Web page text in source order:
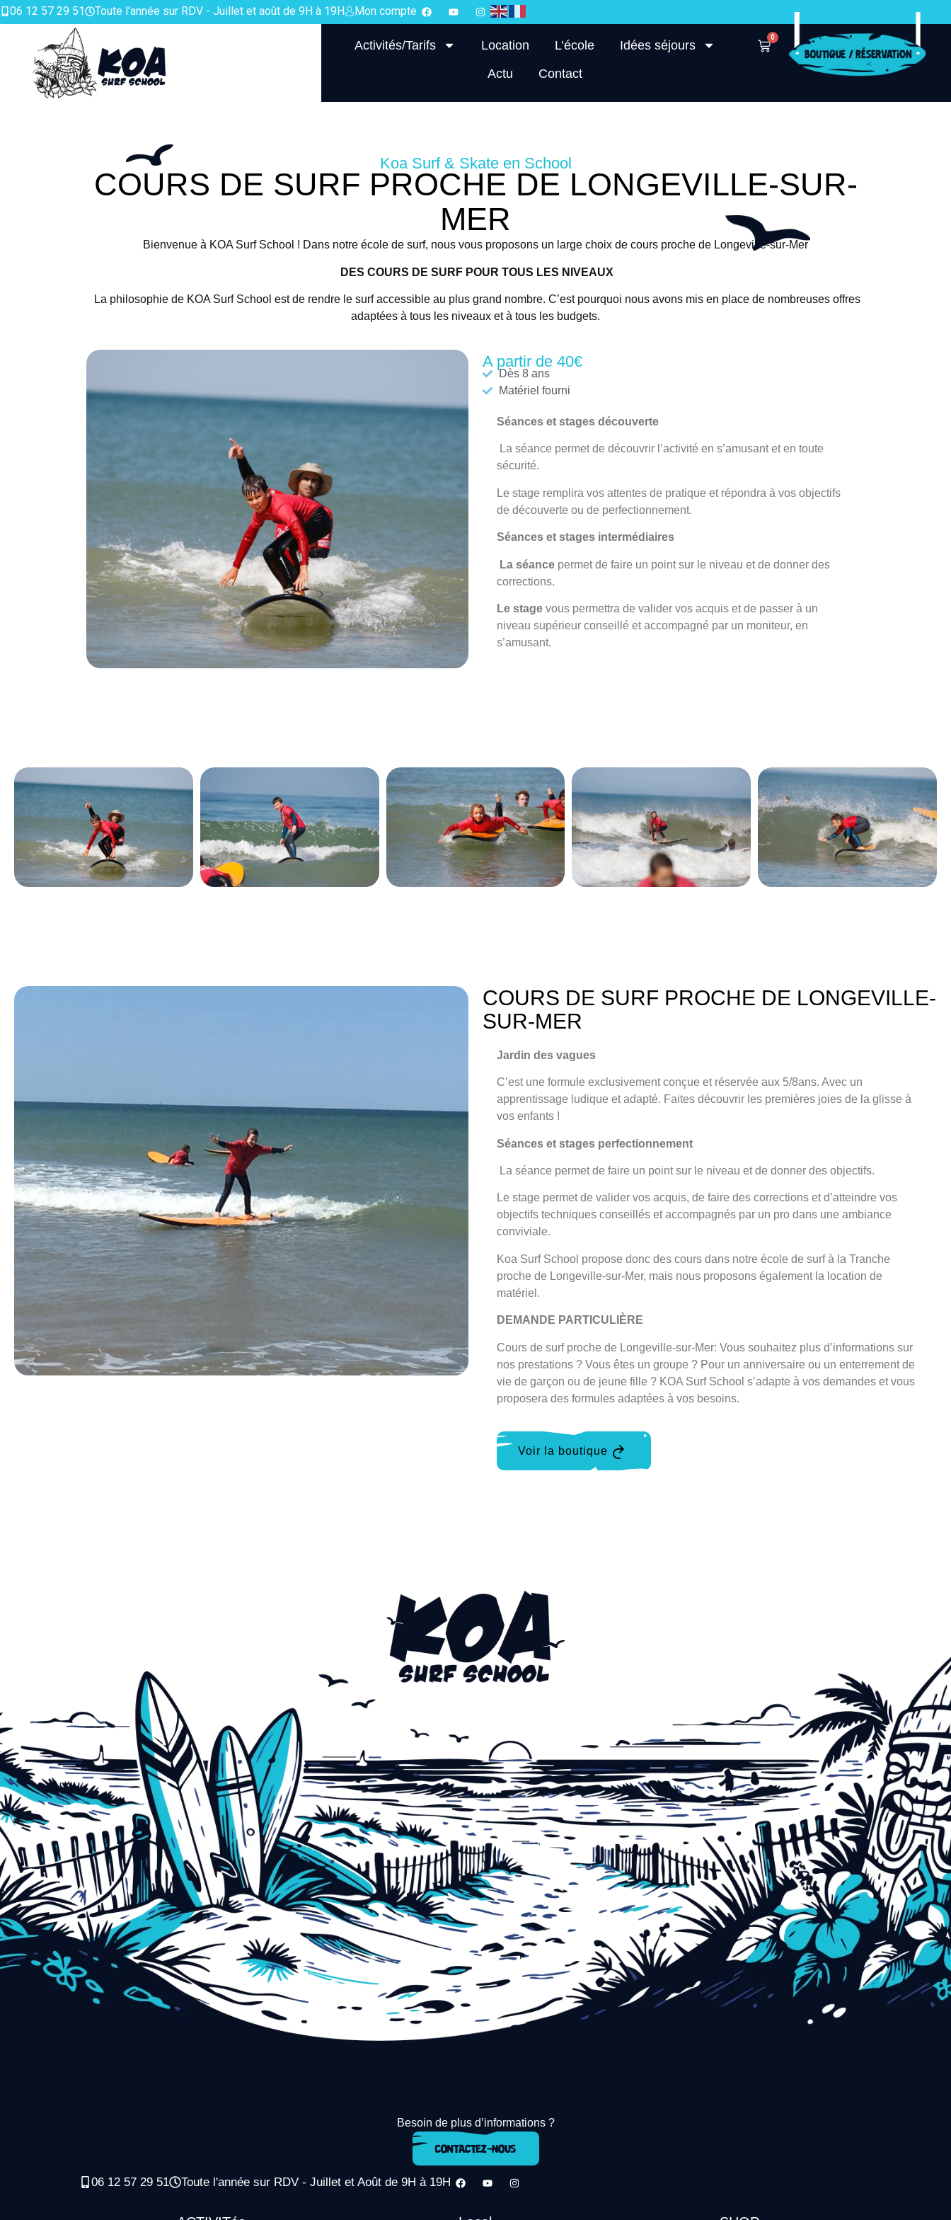
06 12 57 29 51 Toute l’année sur RDV - Juillet et août de 9H à 19H Mon compte
Activités/Tarifs Location L’école
Idées séjours
Actu
Contact
0
Koa Surf & Skate en School
COURS DE SURF PROCHE DE LONGEVILLE-SUR-
MER
Bienvenue à KOA Surf School ! Dans notre école de surf, nous vous proposons un large choix de cours proche de Longeville-sur-Mer
DES COURS DE SURF POUR TOUS LES NIVEAUX
La philosophie de KOA Surf School est de rendre le surf accessible au plus grand nombre. C’est pourquoi nous avons mis en place de nombreuses offres
adaptées à tous les niveaux et à tous les budgets.
A partir de 40€
Dès 8 ans
Matériel fourni
Séances et stages découverte
La séance permet de découvrir l’activité en s’amusant et en toute
sécurité.
Le stage remplira vos attentes de pratique et répondra à vos objectifs
de découverte ou de perfectionnement.
Séances et stages intermédiaires
La séance permet de faire un point sur le niveau et de donner des
corrections.
Le stage vous permettra de valider vos acquis et de passer à un
niveau supérieur conseillé et accompagné par un moniteur, en
s’amusant.
COURS DE SURF PROCHE DE LONGEVILLE-
SUR-MER
Jardin des vagues
C’est une formule exclusivement conçue et réservée aux 5/8ans. Avec un
apprentissage ludique et adapté. Faites découvrir les premières joies de la glisse à
vos enfants !
Séances et stages perfectionnement
La séance permet de faire un point sur le niveau et de donner des objectifs.
Le stage permet de valider vos acquis, de faire des corrections et d’atteindre vos
objectifs techniques conseillés et accompagnés par un pro dans une ambiance
conviviale.
Koa Surf School propose donc des cours dans notre école de surf à la Tranche
proche de Longeville-sur-Mer, mais nous proposons également la location de
matériel.
DEMANDE PARTICULIÈRE
Cours de surf proche de Longeville-sur-Mer: Vous souhaitez plus d’informations sur
nos prestations ? Vous êtes un groupe ? Pour un anniversaire ou un enterrement de
vie de garçon ou de jeune fille ? KOA Surf School s’adapte à vos demandes et vous
proposera des formules adaptées à vos besoins.
Voir la boutique
Besoin de plus d’informations ?
06 12 57 29 51 Toute l'année sur RDV - Juillet et Août de 9H à 19H